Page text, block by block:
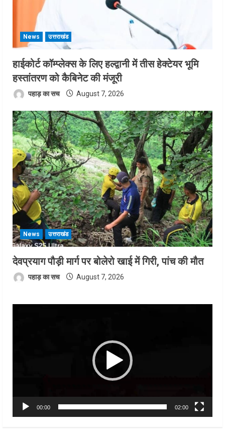
News उत्तराखंड
हाईकोर्ट कॉम्प्लेक्स के लिए हल्द्वानी में तीस हेक्टेयर भूमि
हस्तांतरण को कैबिनेट की मंजूरी
पहाड़ का सच August 7, 2026
News उत्तराखंड
देवप्रयाग पौड़ी मार्ग पर बोलेरो खाई में गिरी, पांच की मौत
पहाड़ का सच August 7, 2026
00:00 02:00